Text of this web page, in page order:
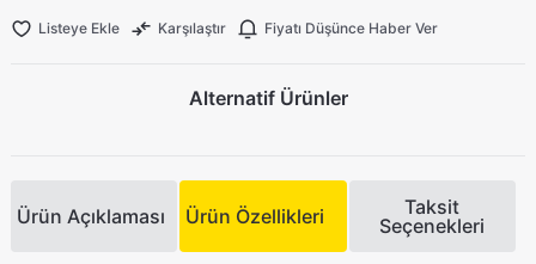
Listeye Ekle Karşılaştır Fiyatı Düşünce Haber Ver
Alternatif Ürünler
Ürün Açıklaması Ürün Özellikleri
Taksit
Seçenekleri